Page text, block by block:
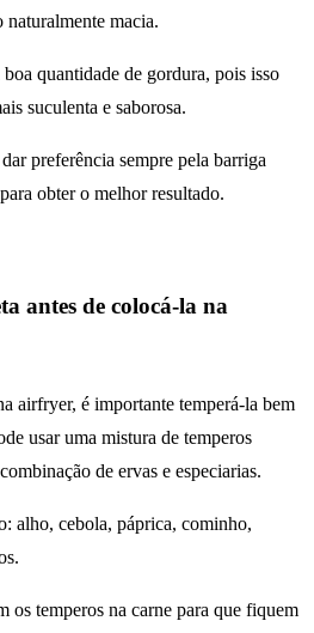
naturalmente macia.
quantidade de gordura, pois isso
suculenta e saborosa.
preferência sempre pela barriga
obter o melhor resultado.
antes de colocá-la na
airfryer, é importante temperá-la bem
usar uma mistura de temperos
de ervas e especiarias.
alho, cebola, páprica, cominho,
os temperos na carne para que fiquem